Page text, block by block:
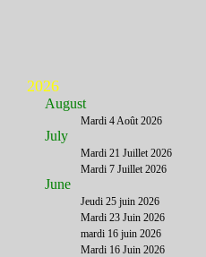
Le meilleur des Etats-
2026
August
Mardi 4 Août 2026
July
Mardi 21 Juillet 2026
Mardi 7 Juillet 2026
June
Jeudi 25 juin 2026
Mardi 23 Juin 2026
mardi 16 juin 2026
Mardi 16 Juin 2026